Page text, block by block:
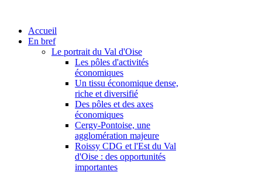
Accueil
En bref
Le portrait du Val d'Oise
Les pôles d'activités
économiques
Un tissu économique dense,
riche et diversifié
Des pôles et des axes
économiques
Cergy-Pontoise, une
agglomération majeure
Roissy CDG et l'Est du Val
d'Oise : des opportunités
importantes